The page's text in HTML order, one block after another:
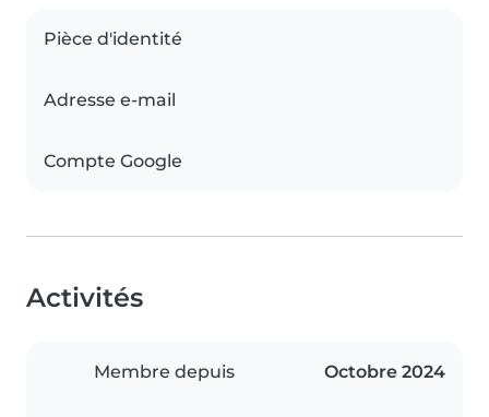
Pièce d'identité
Adresse e-mail
Compte Google
Activités
Membre depuis Octobre 2024